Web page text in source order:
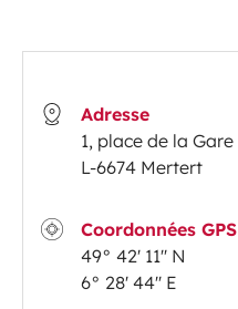
Adresse
1, place de la Gare
L-6674 Mertert
Coordonnées GPS
49° 42' 11'' N
6° 28' 44'' E